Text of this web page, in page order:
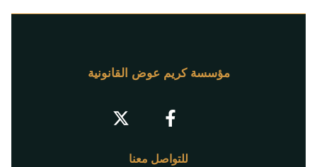
مؤسسة كريم عوض القانونية
للتواصل معنا